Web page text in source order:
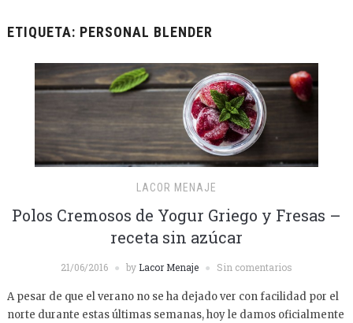
ETIQUETA: PERSONAL BLENDER
LACOR MENAJE
Polos Cremosos de Yogur Griego y Fresas –
receta sin azúcar
21/06/2016 by Lacor Menaje Sin comentarios
A pesar de que el verano no se ha dejado ver con facilidad por el
norte durante estas últimas semanas, hoy le damos oficialmente